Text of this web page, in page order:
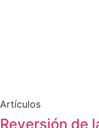
Artículos
Reversión de